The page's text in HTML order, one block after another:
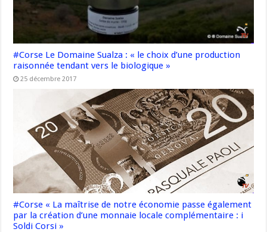
#Corse Le Domaine Sualza : « le choix d’une production
raisonnée tendant vers le biologique »
25 décembre 2017
#Corse « La maîtrise de notre économie passe également
par la création d’une monnaie locale complémentaire : i
Soldi Corsi »